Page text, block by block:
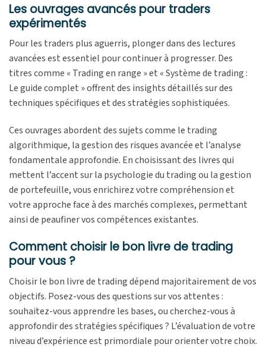
Les ouvrages avancés pour traders
expérimentés
Pour les traders plus aguerris, plonger dans des lectures
avancées est essentiel pour continuer à progresser. Des
titres comme « Trading en range » et « Système de trading :
Le guide complet » offrent des insights détaillés sur des
techniques spécifiques et des stratégies sophistiquées.
Ces ouvrages abordent des sujets comme le trading
algorithmique, la gestion des risques avancée et l’analyse
fondamentale approfondie. En choisissant des livres qui
mettent l’accent sur la psychologie du trading ou la gestion
de portefeuille, vous enrichirez votre compréhension et
votre approche face à des marchés complexes, permettant
ainsi de peaufiner vos compétences existantes.
Comment choisir le bon livre de trading
pour vous ?
Choisir le bon livre de trading dépend majoritairement de vos
objectifs. Posez-vous des questions sur vos attentes :
souhaitez-vous apprendre les bases, ou cherchez-vous à
approfondir des stratégies spécifiques ? L’évaluation de votre
niveau d’expérience est primordiale pour orienter votre choix.